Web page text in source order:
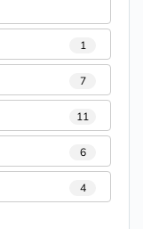
1
7
11
6
4